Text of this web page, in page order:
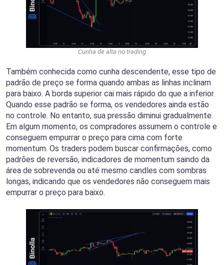
Cunha de alta no trading
Também conhecida como cunha descendente, esse tipo de
padrão de preço se forma quando ambas as linhas inclinam
para baixo. A borda superior cai mais rápido do que a inferior.
Quando esse padrão se forma, os vendedores ainda estão
no controle. No entanto, sua pressão diminui gradualmente.
Em algum momento, os compradores assumem o controle e
conseguem empurrar o preço para cima com forte
momentum. Os traders podem buscar confirmações, como
padrões de reversão, indicadores de momentum saindo da
área de sobrevenda ou até mesmo candles com sombras
longas, indicando que os vendedores não conseguem mais
empurrar o preço para baixo.